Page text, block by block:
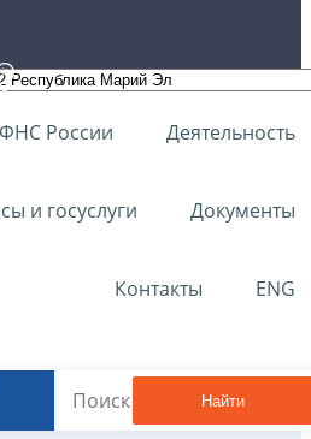
России Деятельность
и госуслуги Документы
Контакты ENG
Найти